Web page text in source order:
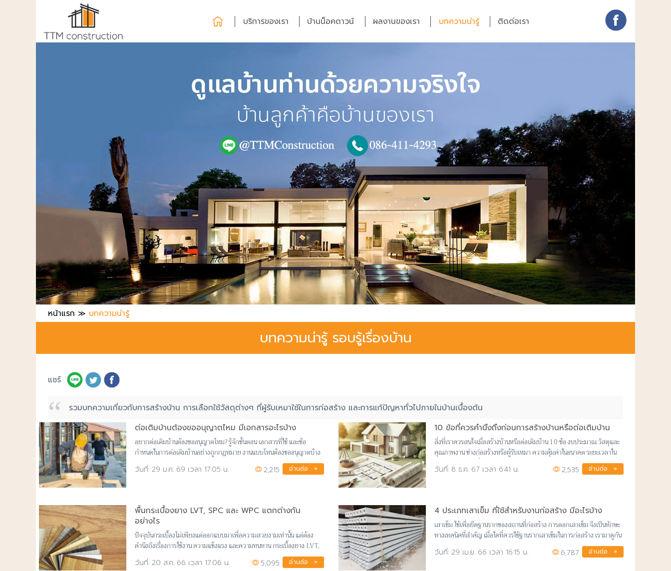
บริการของเรา บ้านน็อคดาวน์ ผลงานของเรา บทความน่ารู้ ติดต่อเรา
หน้าแรก ≫ บทความน่ารู้
บทความน่ารู้ รอบรู้เรื่องบ้าน
แชร์
รวมบทความเกี่ยวกับการสร้างบ้าน การเลือกใช้วัสดุต่างๆ ที่ผู้รับเหมาใช้ในการก่อสร้าง และการแก้ปัญหาทั่วไปภายในบ้านเบื้องต้น
ต่อเติมบ้านต้องขออนุญาตไหม มีเอกสารอะไรบ้าง
อยากต่อเติมบ้านต้องขออนุญาตไหม? รู้จักขั้นตอน เอกสารที่ใช้ และข้อ
กำหนดในการต่อเติมบ้านอย่างถูกกฎหมาย งานแบบไหนต้องขออนุญาตบ้าง
พร้อมบริการรับต่อเติมบ้านครบวงจร
29 ม.ค. 69 เวลา 17:05 น. 2,215 อ่านต่อ »
10 ข้อที่ควรคำนึงถึงก่อนการสร้างบ้านหรือต่อเติมบ้าน
สิ่งที่เราควรสนใจเมื่อสร้างบ้านหรือต่อเติมบ้าน 10 ข้อ งบประมาณ วัสดุและ
คุณภาพงาน ช่างก่อสร้างหรือผู้รับเหมา ความคุ้มค่าในอนาคต ระยะเวลาใน
การก่อสร้าง และอื่นๆ
8 ธ.ค. 67 เวลา 6:41 น. 2,535 อ่านต่อ »
พื้นกระเบื้องยาง LVT, SPC และ WPC แตกต่างกัน
อย่างไร
ปัจจุบันกระเบื้องไม่เพียงแต่ออกแบบมาเพื่อความสวยงามเท่านั้น แต่ต้อง
คำนึงถึงเรื่องการใช้งาน ความแข็งแรง และความทนทาน กระเบื้องยาง LVT,
SPC, WPC ต่างกันอย่างไร
20 ส.ค. 66 เวลา 17:06 น. 5,095 อ่านต่อ »
4 ประเภทเสาเข็ม ที่ใช้สำหรับงานก่อสร้าง มีอะไรบ้าง
เสาเข็ม ใช้เพื่อยึดฐานรากของสถานที่ก่อสร้าง การตอกเสาเข็ม จึงเป็นทักษะ
ทางเทคนิคที่สำคัญ เมื่อใดที่ควรใช้ฐานรากเสาเข็มในการก่อสร้าง เรามาดูกัน
29 เม.ย. 66 เวลา 16:15 น. 6,787 อ่านต่อ »